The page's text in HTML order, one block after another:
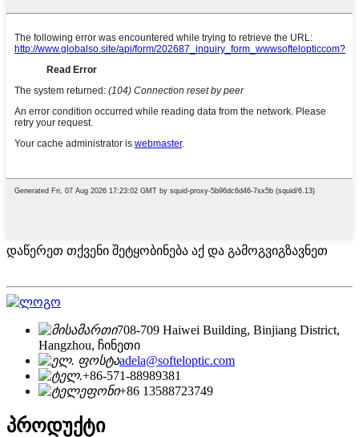
დაწერეთ თქვენი შეტყობინება აქ და გამოგვიგზავნეთ
708-709 Haiwei Building, Binjiang District,
Hangzhou, ჩინეთი
adela@softeloptic.com
+86-571-88989381
+86 13588723749
პროდუქტი